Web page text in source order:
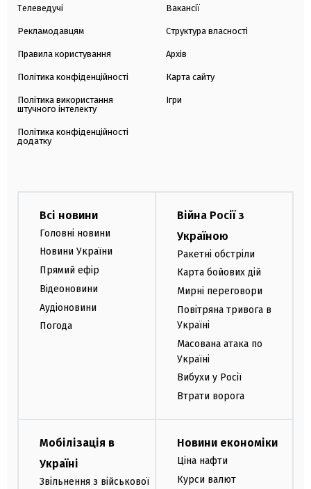
Телеведучі
Рекламодавцям
Правила користування
Політика конфіденційності
Політика використання
штучного інтелекту
Політика конфіденційності
додатку
Вакансії
Структура власності
Архів
Карта сайту
Ігри
Всі новини
Головні новини
Новини України
Прямий ефір
Відеоновини
Аудіоновини
Погода
Війна Росії з
Україною
Ракетні обстріли
Карта бойових дій
Мирні переговори
Повітряна тривога в
Україні
Масована атака по
Україні
Вибухи у Росії
Втрати ворога
Мобілізація в
Україні
Звільнення з військової
Новини економіки
Ціна нафти
Курси валют